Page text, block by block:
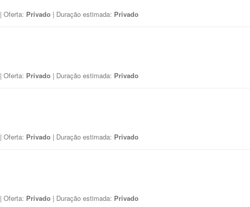
| Oferta: Privado | Duração estimada: Privado
| Oferta: Privado | Duração estimada: Privado
| Oferta: Privado | Duração estimada: Privado
| Oferta: Privado | Duração estimada: Privado